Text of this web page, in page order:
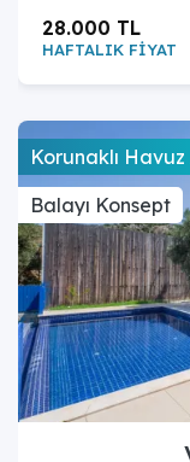
HAFTALIK FİYAT
28.000 TL
Korunaklı Havuz
Balayı Konsept